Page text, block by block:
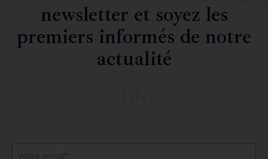
newsletter et soyez les
premiers informés de notre
actualité